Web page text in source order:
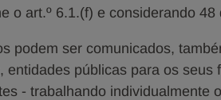
o art.º 6.1.(f) e considerando 48
podem ser comunicados,
entidades públicas para os seus
- trabalhando individualmente